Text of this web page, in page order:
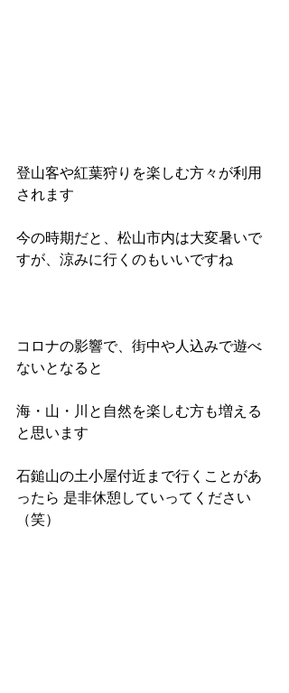
登山客や紅葉狩りを楽しむ方々が利用
されます
今の時期だと、松山市内は大変暑いで
すが、涼みに行くのもいいですね
コロナの影響で、街中や人込みで遊べ
ないとなると
海・山・川と自然を楽しむ方も増える
と思います
石鎚山の土小屋付近まで行くことがあ
ったら 是非休憩していってください
（笑）